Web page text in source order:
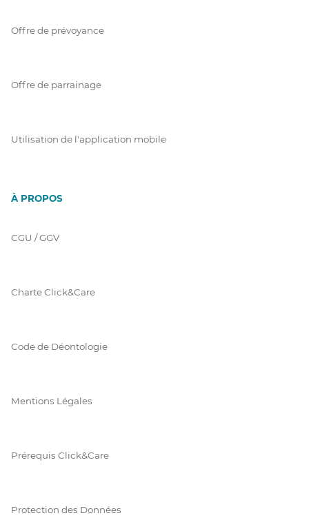
Offre de prévoyance
Offre de parrainage
Utilisation de l'application mobile
À PROPOS
CGU / GGV
Charte Click&Care
Code de Déontologie
Mentions Légales
Prérequis Click&Care
Protection des Données